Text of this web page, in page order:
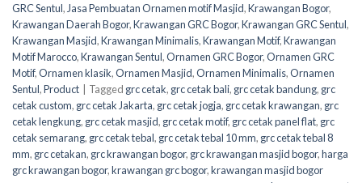
GRC Sentul, Jasa Pembuatan Ornamen motif Masjid,Krawangan Bogor,
Krawangan Daerah Bogor,Krawangan GRC Bogor,Krawangan GRC Sentul,
Krawangan Masjid,Krawangan Minimalis,Krawangan Motif,Krawangan
Motif Marocco,Krawangan Sentul,Ornamen GRC Bogor,Ornamen GRC
Motif,Ornamen klasik,Ornamen Masjid,Ornamen Minimalis,Ornamen
Sentul,Product | Tagged grc cetak, grc cetak bali, grc cetak bandung, grc
cetak custom, grc cetak Jakarta, grc cetak jogja, grc cetak krawangan, grc
cetak lengkung, grc cetak masjid, grc cetak motif, grc cetak panel flat, grc
cetak semarang, grc cetak tebal, grc cetak tebal 10 mm, grc cetak tebal 8
mm, grc cetakan, grc krawangan bogor, grc krawangan masjid bogor,harga
grc krawangan bogor,krawangan grc bogor,krawangan masjid bogor